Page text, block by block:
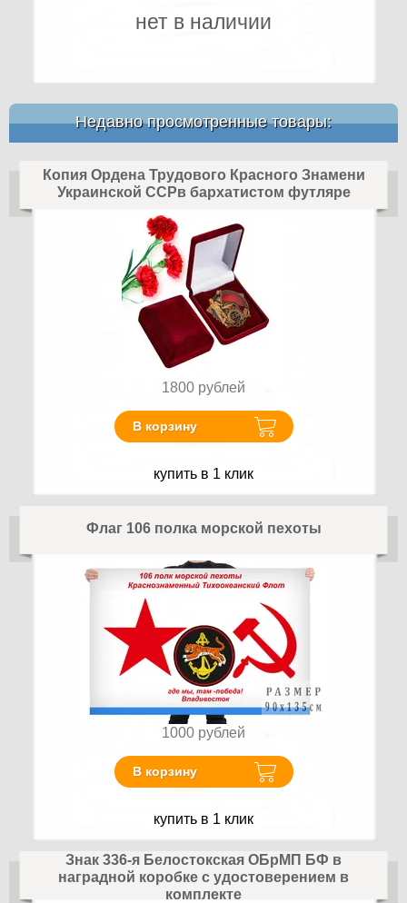
нет в наличии
Недавно просмотренные товары:
Копия Ордена Трудового Красного Знамени
Украинской ССРв бархатистом футляре
1800 рублей
В корзину
купить в 1 клик
Флаг 106 полка морской пехоты
1000 рублей
В корзину
купить в 1 клик
Знак 336-я Белостокская ОБрМП БФ в
наградной коробке с удостоверением в
комплекте